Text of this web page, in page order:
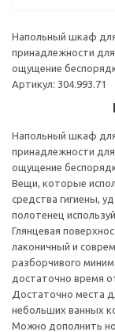
Напольный шкаф
принадлежности
ощущение
Артикул: 304.993.71
Напольный шкаф
принадлежности
ощущение
Вещи, которые
средства гигиены,
полотенец
Глянцевая
лаконичный и
разборчивого
достаточно время
Достаточно места
небольших ванных
Можно дополнить